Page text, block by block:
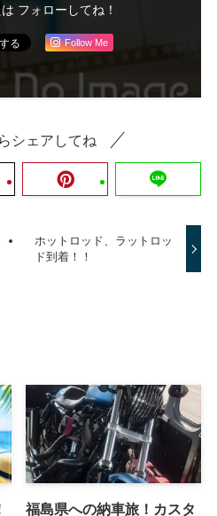
フォローしてね！
Follow Me
シェアしてね
ホットロッド、ラットロッ
ド到着！！
福島県への納車旅！カスタ